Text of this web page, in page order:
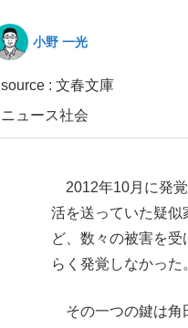
「目標達成できなかっ
小野 一光
source : 文春文庫
ニュース社会
2012年10月に発覚
活を送っていた疑似
ど、数々の被害を
らく発覚しなかった
その一つの鍵は角